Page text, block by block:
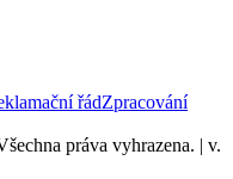
řádZpracování
práva vyhrazena. | v.